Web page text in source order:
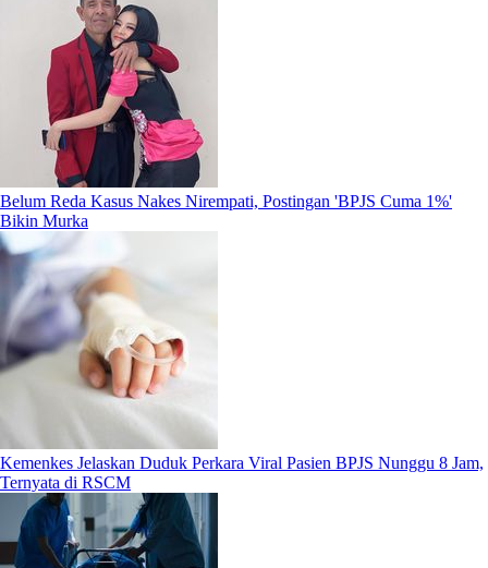
Belum Reda Kasus Nakes Nirempati, Postingan 'BPJS Cuma 1%'
Bikin Murka
Kemenkes Jelaskan Duduk Perkara Viral Pasien BPJS Nunggu 8 Jam,
Ternyata di RSCM